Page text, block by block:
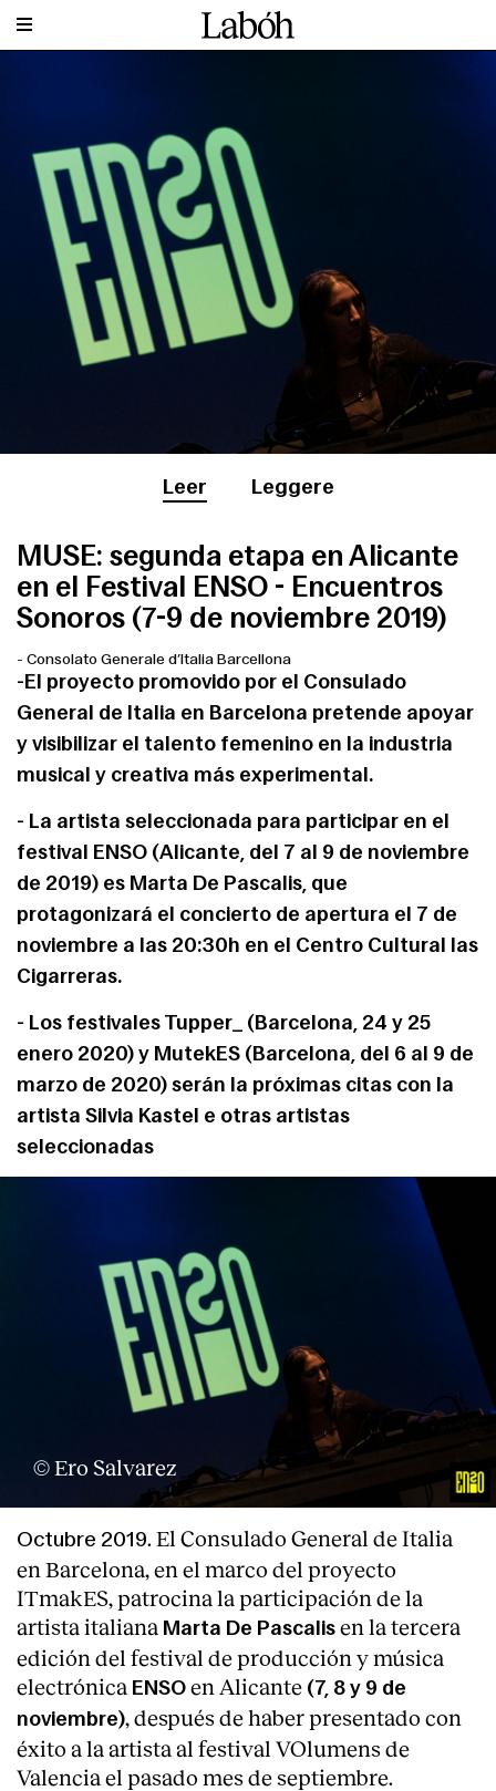
About
Leer Leggere
MUSE: segunda etapa en Alicante
en el Festival ENSO - Encuentros
Sonoros (7-9 de noviembre 2019)
- Consolato Generale d’Italia Barcellona
-El proyecto promovido por el Consulado
General de Italia en Barcelona pretende apoyar
y visibilizar el talento femenino en la industria
musical y creativa más experimental.
- La artista seleccionada para participar en el
festival ENSO (Alicante, del 7 al 9 de noviembre
de 2019) es Marta De Pascalis, que
protagonizará el concierto de apertura el 7 de
noviembre a las 20:30h en el Centro Cultural las
Cigarreras.
- Los festivales Tupper_ (Barcelona, 24 y 25
enero 2020) y MutekES (Barcelona, del 6 al 9 de
marzo de 2020) serán la próximas citas con la
artista Silvia Kastel e otras artistas
seleccionadas
© Ero Salvarez
Octubre 2019. El Consulado General de Italia
en Barcelona, en el marco del proyecto
ITmakES, patrocina la participación de la
artista italiana Marta De Pascalis en la tercera
edición del festival de producción y música
electrónica ENSO en Alicante (7, 8 y 9 de
noviembre), después de haber presentado con
éxito a la artista al festival VOlumens de
Valencia el pasado mes de septiembre.